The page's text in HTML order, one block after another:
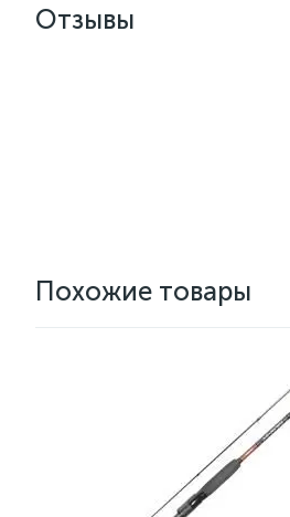
Отзывы
Похожие товары